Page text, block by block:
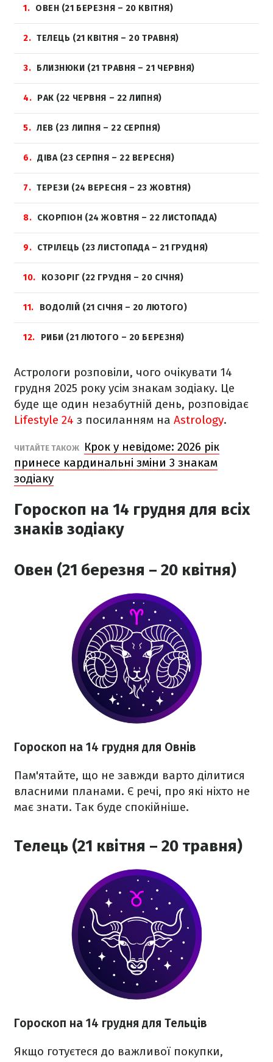
1 ОВЕН (21 БЕРЕЗНЯ – 20 КВІТНЯ)
2 ТЕЛЕЦЬ (21 КВІТНЯ – 20 ТРАВНЯ)
3 БЛИЗНЮКИ (21 ТРАВНЯ – 21 ЧЕРВНЯ)
4 РАК (22 ЧЕРВНЯ – 22 ЛИПНЯ)
5 ЛЕВ (23 ЛИПНЯ – 22 СЕРПНЯ)
6 ДІВА (23 СЕРПНЯ – 22 ВЕРЕСНЯ)
7 ТЕРЕЗИ (24 ВЕРЕСНЯ – 23 ЖОВТНЯ)
8 СКОРПІОН (24 ЖОВТНЯ – 22 ЛИСТОПАДА)
9 СТРІЛЕЦЬ (23 ЛИСТОПАДА – 21 ГРУДНЯ)
10 КОЗОРІГ (22 ГРУДНЯ – 20 СІЧНЯ)
11 ВОДОЛІЙ (21 СІЧНЯ – 20 ЛЮТОГО)
12 РИБИ (21 ЛЮТОГО – 20 БЕРЕЗНЯ)
Астрологи розповіли, чого очікувати 14
грудня 2025 року усім знакам зодіаку. Це
буде ще один незабутній день, розповідає
Lifestyle 24 з посиланням на Astrology.
ЧИТАЙТЕ ТАКОЖ
Крок у невідоме: 2026 рік
принесе кардинальні зміни 3 знакам
зодіаку
Гороскоп на 14 грудня для всіх
знаків зодіаку
Овен (21 березня – 20 квітня)
Гороскоп на 14 грудня для Овнів
Пам'ятайте, що не завжди варто ділитися
власними планами. Є речі, про які ніхто не
має знати. Так буде спокійніше.
Телець (21 квітня – 20 травня)
Гороскоп на 14 грудня для Тельців
Якщо готуєтеся до важливої покупки,